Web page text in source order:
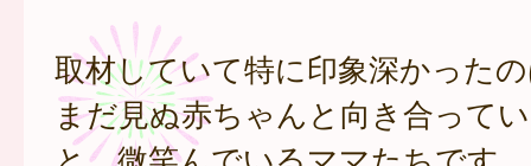
取材していて特に印象深かった
まだ見ぬ赤ちゃんと向き合って
と、微笑んでいるママたちです。